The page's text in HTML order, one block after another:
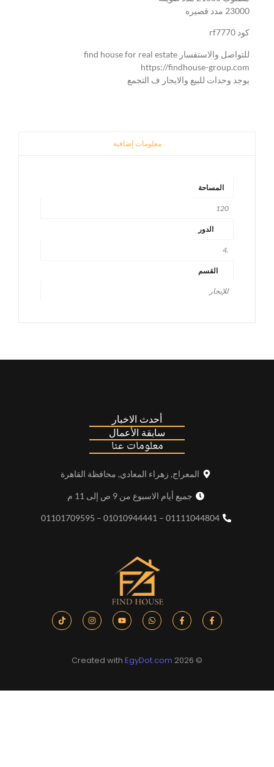
23000 مدد قصيره
كود rf7770
للتواصل والاستفسار find house for real estate
https://findhouse-group.com
يوجد وحدات للبيع والايجار ف التجمع
معلومات إضافية
المساحة
120
الدور
القسم
للإيجار
أحدث الاخبار
سابقة الأعمال
معلومات عنا
المعراج, زهراء المعادي, محافظة القاهرة
جميع أيام الاسبوع من 9 ص إلى 11 م
01111044804 – 01010944441 – 01101709595
© 2026 Created with
EgyDot.com